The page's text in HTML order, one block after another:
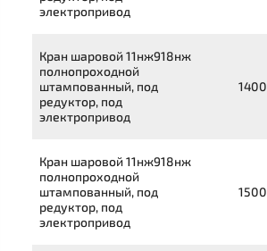
электропривод
Кран шаровой11нж918нж
полнопроходной
штампованный, под
редуктор, под
электропривод
1400
Кран шаровой11нж918нж
полнопроходной
штампованный, под
редуктор, под
электропривод
1500